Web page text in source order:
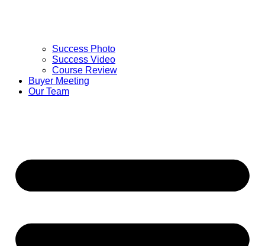
Success Photo
Success Video
Course Review
Buyer Meeting
Our Team